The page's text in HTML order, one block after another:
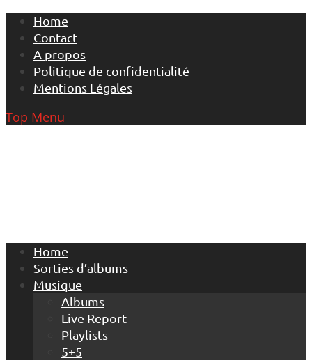
Skip
content
Home
Contact
A propos
Politique de confidentialité
Mentions Légales
Top Menu
Home
Sorties d’albums
Musique
Albums
Live Report
Playlists
5+5